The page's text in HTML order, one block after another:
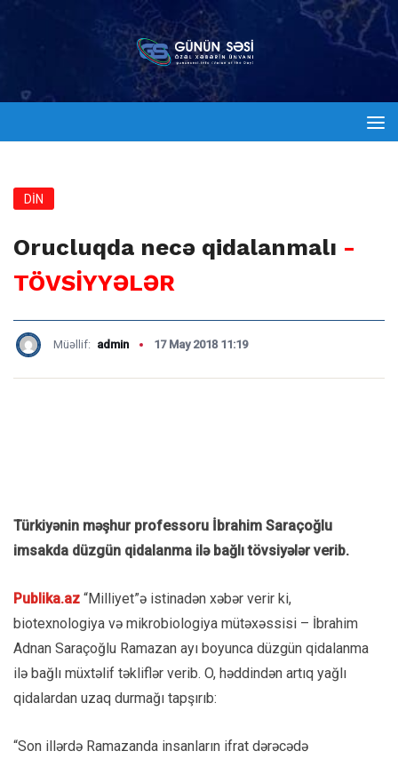
DİN
Orucluqda necə qidalanmalı -
TÖVSİYYƏLƏR
Müəllif: admin 17 May 2018 11:19
Türkiyənin məşhur professoru İbrahim Saraçoğlu
imsakda düzgün qidalanma ilə bağlı tövsiyələr verib.
Publika.az “Milliyet”ə istinadən xəbər verir ki,
biotexnologiya və mikrobiologiya mütəxəssisi – İbrahim
Adnan Saraçoğlu Ramazan ayı boyunca düzgün qidalanma
ilə bağlı müxtəlif təkliflər verib. O, həddindən artıq yağlı
qidalardan uzaq durmağı tapşırıb:
“Son illərdə Ramazanda insanların ifrat dərəcədə